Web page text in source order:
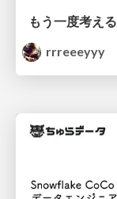
rrreeeyyy